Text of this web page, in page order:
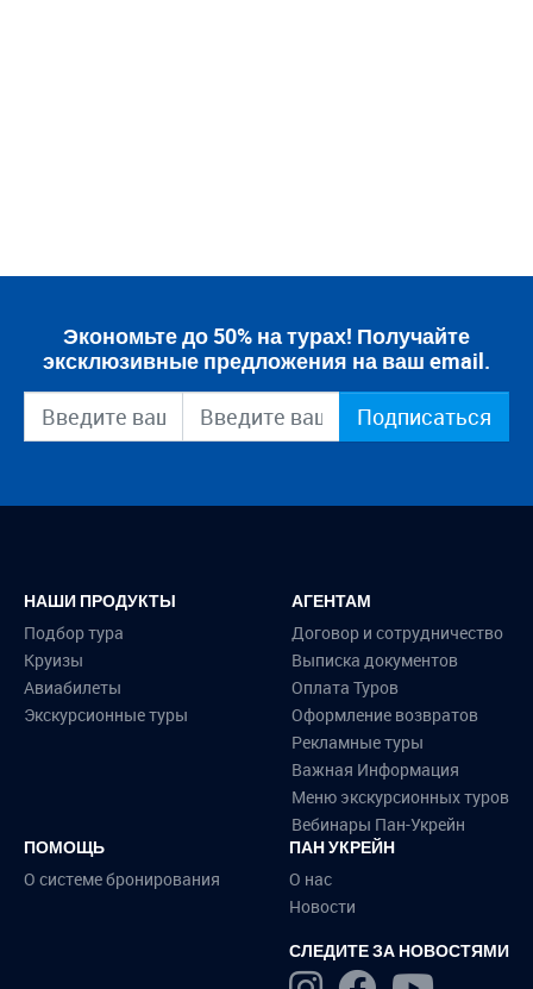
Экономьте до 50% на турах! Получайте
эксклюзивные предложения на ваш email.
Подписаться
НАШИ ПРОДУКТЫ
Подбор тура
Круизы
Авиабилеты
Экскурсионные туры
АГЕНТАМ
Договор и сотрудничество
Выписка документов
Оплата Туров
Оформление возвратов
Рекламные туры
Важная Информация
Меню экскурсионных туров
Вебинары Пан-Укрейн
ПОМОЩЬ
О системе бронирования
ПАН УКРЕЙН
О нас
Новости
СЛЕДИТЕ ЗА НОВОСТЯМИ